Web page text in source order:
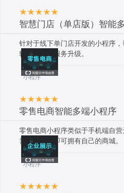
智慧门店（单店版）智能
针对于线下单门店开发的小程序
转型，加快服务升级。
小程序
零售电商智能多端小程序
零售电商小程序类似于手机端自
需简单设置即可拥有自己的商城。
小程序